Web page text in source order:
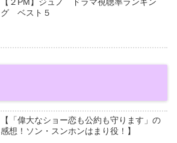
【２PM】ジュノ ドラマ視聴率ランキン
グ ベスト５
【「偉大なショー恋も公約も守ります」の
感想！ソン・スンホンはまり役！】